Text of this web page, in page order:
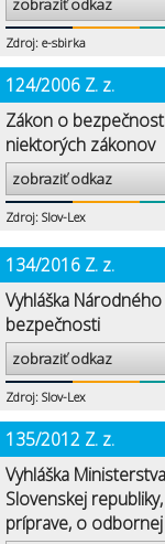
zobraziť odkaz
Zdroj: e-sbirka
124/2006 Z. z.
Zákon o
niektorých zákonov
zobraziť odkaz
Zdroj: Slov-Lex
134/2016 Z. z.
Vyhláška
bezpečnosti
zobraziť odkaz
Zdroj: Slov-Lex
135/2012 Z. z.
Vyhláška
Slovenskej
príprave, o odbornej